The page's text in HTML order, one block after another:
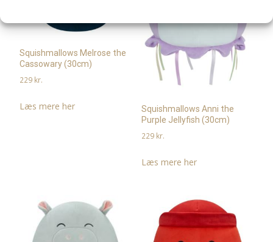
Squishmallows Melrose the
Cassowary (30cm)
229 kr.
Læs mere her
Squishmallows Anni the
Purple Jellyfish (30cm)
229 kr.
Læs mere her